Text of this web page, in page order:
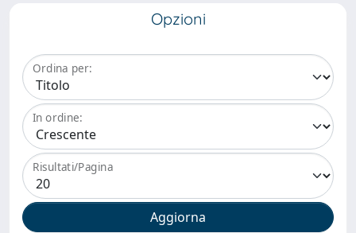
Opzioni
Ordina per:
In ordine:
Risultati/Pagina